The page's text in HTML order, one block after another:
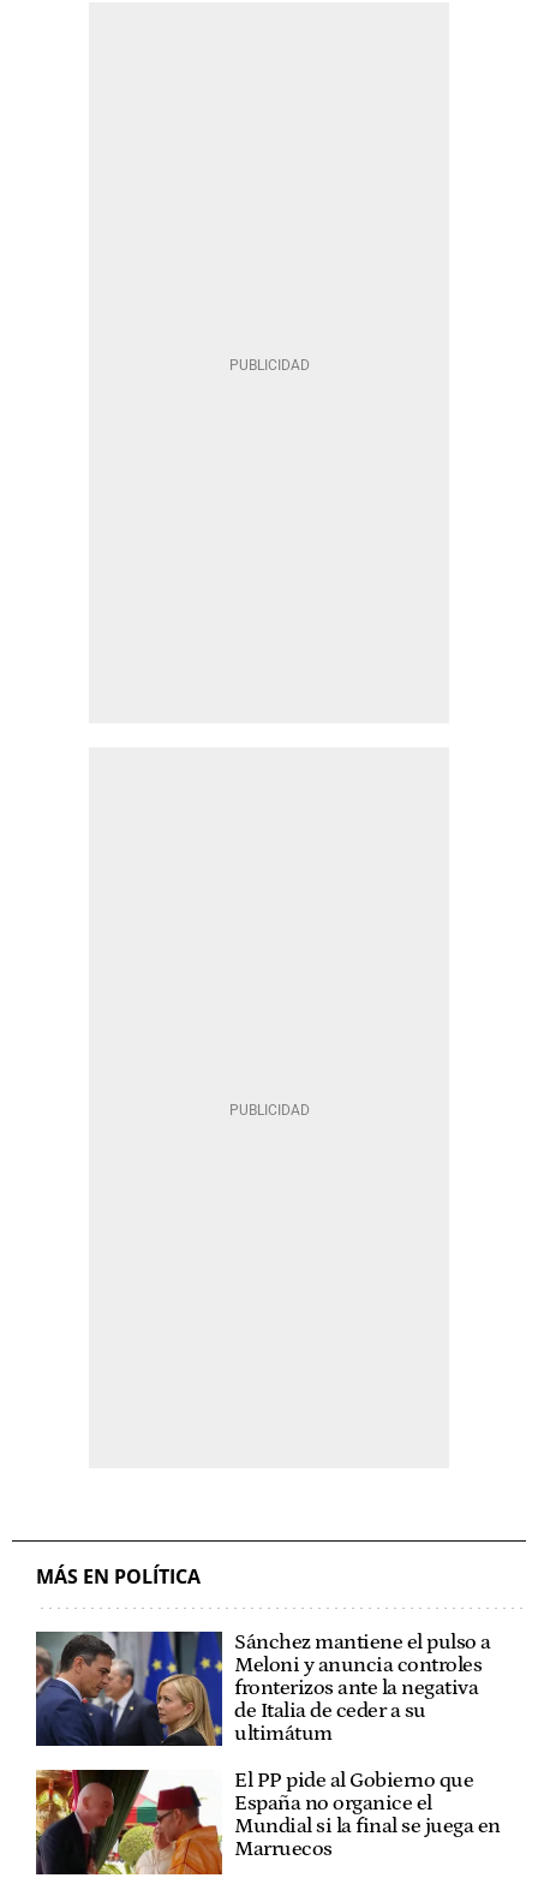
MÁS EN POLÍTICA
Sánchez mantiene el pulso a
Meloni y anuncia controles
fronterizos ante la negativa
de Italia de ceder a su
ultimátum
El PP pide al Gobierno que
España no organice el
Mundial si la final se juega en
Marruecos